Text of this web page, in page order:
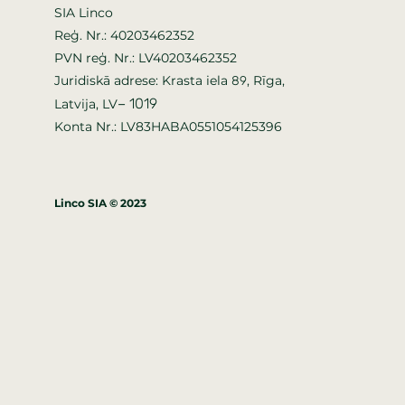
SIA Linco
Reģ. Nr.: 40203462352
PVN reģ. Nr.: LV40203462352
Juridiskā adrese: Krasta iela89, Rīga,
Latvija, LV– 1019
Konta Nr.: LV83HABA0551054125396
Linco SIA © 2023